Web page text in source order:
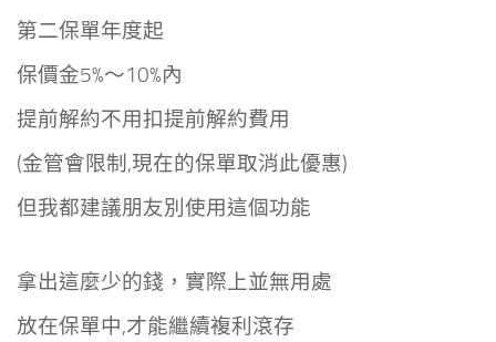
第二保單年度起
保價金5%～10%內
提前解約不用扣提前解約費用
(金管會限制,現在的保單取消此優惠)
但我都建議朋友別使用這個功能
拿出這麼少的錢， 實際上並無用處
放在保單中,才能繼續複利滾存